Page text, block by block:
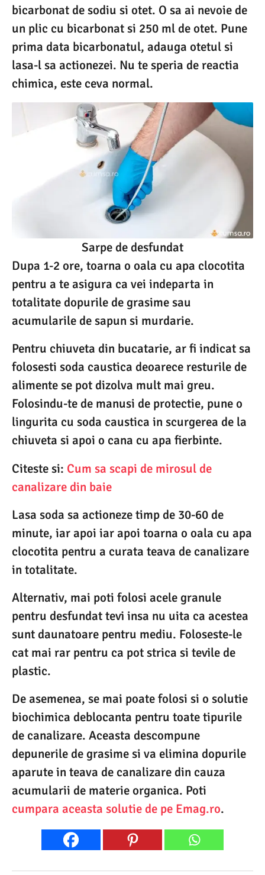
bicarbonat de sodiu si otet. O sa ai nevoie de
un plic cu bicarbonat si 250 ml de otet. Pune
prima data bicarbonatul, adauga otetul si
lasa-l sa actionezei. Nu te speria de reactia
chimica, este ceva normal.
Sarpe de desfundat
Dupa 1-2 ore, toarna o oala cu apa clocotita
pentru a te asigura ca vei indeparta in
totalitate dopurile de grasime sau
acumularile de sapun si murdarie.
Pentru chiuveta din bucatarie, ar fi indicat sa
folosesti soda caustica deoarece resturile de
alimente se pot dizolva mult mai greu.
Folosindu-te de manusi de protectie, pune o
lingurita cu soda caustica in scurgerea de la
chiuveta si apoi o cana cu apa fierbinte.
Citeste si: Cum sa scapi de mirosul de
canalizare din baie
Lasa soda sa actioneze timp de 30-60 de
minute, iar apoi iar apoi toarna o oala cu apa
clocotita pentru a curata teava de canalizare
in totalitate.
Alternativ, mai poti folosi acele granule
pentru desfundat tevi insa nu uita ca acestea
sunt daunatoare pentru mediu. Foloseste-le
cat mai rar pentru ca pot strica si tevile de
plastic.
De asemenea, se mai poate folosi si o solutie
biochimica deblocanta pentru toate tipurile
de canalizare. Aceasta descompune
depunerile de grasime si va elimina dopurile
aparute in teava de canalizare din cauza
acumularii de materie organica. Poti
cumpara aceasta solutie de pe Emag.ro.